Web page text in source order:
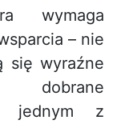
wymaga
– nie
się wyraźne
dobrane
jednym z